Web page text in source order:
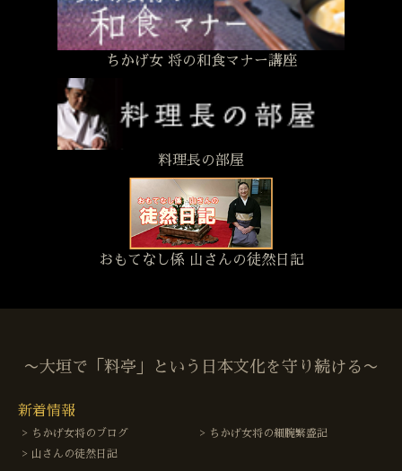
ちかげ女 将の和食マナー講座
料理長の部屋
おもてなし係 山さんの徒然日記
〜大垣で「料亭」という日本文化を守り続ける〜
新着情報
ちかげ女将のブログ
ちかげ女将の細腕繁盛記
山さんの徒然日記